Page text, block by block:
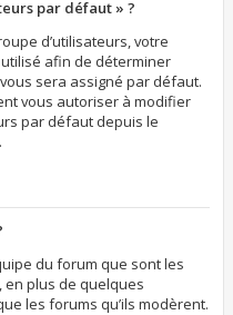
par défaut » ?
d’utilisateurs, votre
afin de déterminer
sera assigné par défaut.
vous autoriser à modifier
par défaut depuis le
du forum que sont les
plus de quelques
les forums qu’ils modèrent.